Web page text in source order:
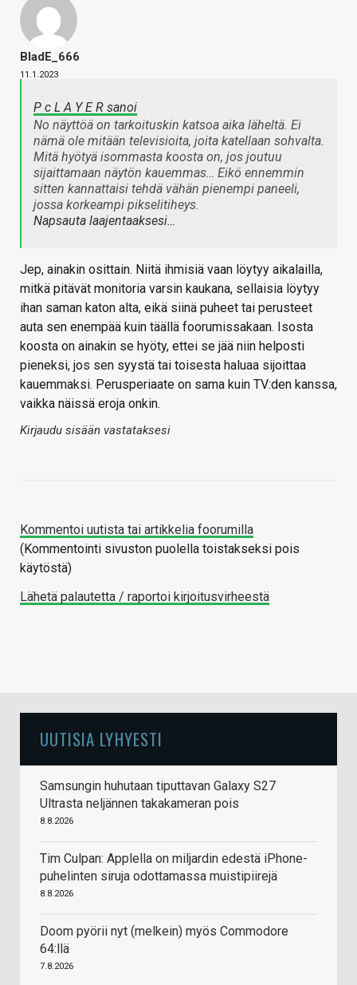
BladE_666
11.1.2023
P c L A Y E R sanoi
No näyttöä on tarkoituskin katsoa aika läheltä. Ei
nämä ole mitään televisioita, joita katellaan sohvalta.
Mitä hyötyä isommasta koosta on, jos joutuu
sijaittamaan näytön kauemmas… Eikö ennemmin
sitten kannattaisi tehdä vähän pienempi paneeli,
jossa korkeampi pikselitiheys.
Napsauta laajentaaksesi…
Jep, ainakin osittain. Niitä ihmisiä vaan löytyy aikalailla,
mitkä pitävät monitoria varsin kaukana, sellaisia löytyy
ihan saman katon alta, eikä siinä puheet tai perusteet
auta sen enempää kuin täällä foorumissakaan. Isosta
koosta on ainakin se hyöty, ettei se jää niin helposti
pieneksi, jos sen syystä tai toisesta haluaa sijoittaa
kauemmaksi. Perusperiaate on sama kuin TV:den kanssa,
vaikka näissä eroja onkin.
Kirjaudu sisään vastataksesi
Kommentoi uutista tai artikkelia foorumilla
(Kommentointi sivuston puolella toistakseksi pois
käytöstä)
Lähetä palautetta / raportoi kirjoitusvirheestä
UUTISIA LYHYESTI
Samsungin huhutaan tiputtavan Galaxy S27
Ultrasta neljännen takakameran pois
8.8.2026
Tim Culpan: Applella on miljardin edestä iPhone-
puhelinten siruja odottamassa muistipiirejä
8.8.2026
Doom pyörii nyt (melkein) myös Commodore
64:llä
7.8.2026